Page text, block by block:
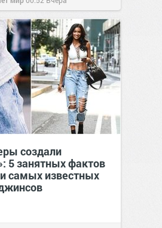
создали
5 занятных фактов
самых известных